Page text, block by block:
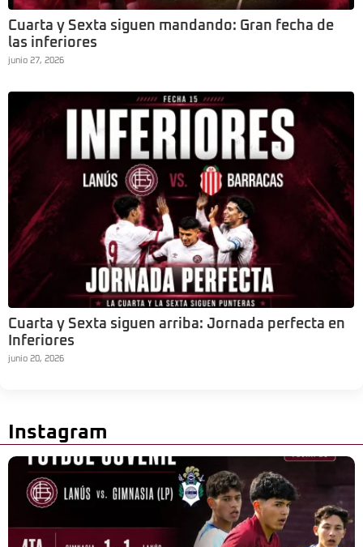
Cuarta y Sexta siguen mandando: Gran fecha de
las inferiores
junio 27, 2026
Cuarta y Sexta siguen arriba: Jornada perfecta en
Inferiores
junio 20, 2026
Instagram